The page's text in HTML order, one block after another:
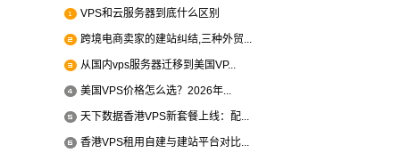
VPS和云服务器到底什么区别
跨境电商卖家的建站纠结,三种外贸...
从国内vps服务器迁移到美国VP...
美国VPS价格怎么选？2026年...
天下数据香港VPS新套餐上线：配...
香港VPS租用自建与建站平台对比...